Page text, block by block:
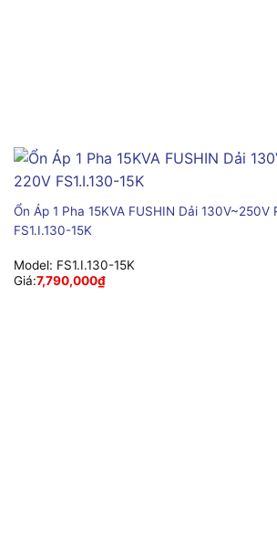
Ổn Áp 1 Pha 15KVA FUSHIN Dải 130V~250V
FS1.I.130-15K
Model: FS1.I.130-15K
Giá:7,790,000₫